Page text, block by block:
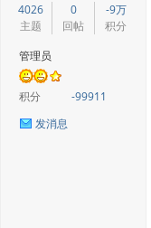
4026
主题
0
回帖
-9万
积分
管理员
积分
-99911
发消息